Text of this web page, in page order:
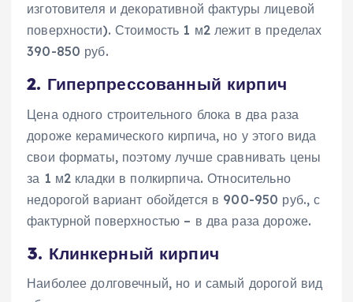
изготовителя и декоративной фактуры лицевой
поверхности). Стоимость 1 м2 лежит в пределах
390-850 руб.
2. Гиперпрессованный кирпич
Цена одного строительного блока в два раза
дороже керамического кирпича, но у этого вида
свои форматы, поэтому лучше сравнивать цены
за 1 м2 кладки в полкирпича. Относительно
недорогой вариант обойдется в 900-950 руб., с
фактурной поверхностью – в два раза дороже.
3. Клинкерный кирпич
Наиболее долговечный, но и самый дорогой вид